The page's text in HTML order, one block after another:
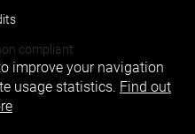
compliant
improve your navigation
usage statistics. Find out